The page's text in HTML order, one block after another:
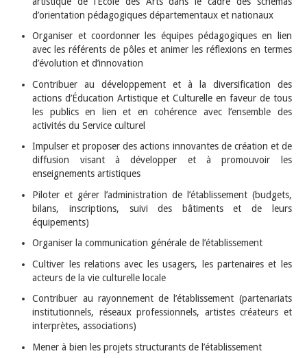
d’orientation pédagogiques départementaux et nationaux
Organiser et coordonner les équipes pédagogiques en lien
avec les référents de pôles et animer les réflexions en termes
d’évolution et d’innovation
Contribuer au développement et à la diversification des
actions d’Éducation Artistique et Culturelle en faveur de tous
les publics en lien et en cohérence avec l’ensemble des
activités du Service culturel
Impulser et proposer des actions innovantes de création et de
diffusion visant à développer et à promouvoir les
enseignements artistiques
Piloter et gérer l’administration de l’établissement (budgets,
bilans, inscriptions, suivi des bâtiments et de leurs
équipements)
Organiser la communication générale de l’établissement
Cultiver les relations avec les usagers, les partenaires et les
acteurs de la vie culturelle locale
Contribuer au rayonnement de l’établissement (partenariats
institutionnels, réseaux professionnels, artistes créateurs et
interprètes, associations)
Mener à bien les projets structurants de l’établissement